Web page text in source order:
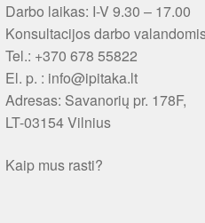
Darbo laikas: I-V 9.30 – 17.00
Konsultacijos darbo
Tel.: +370 678 55822
El. p. : info@ipitaka.lt
Adresas: Savanorių pr. 178F,
LT-03154 Vilnius
Kaip mus rasti?